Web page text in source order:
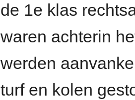
de 1e klas
waren achterin
werden
turf en kolen